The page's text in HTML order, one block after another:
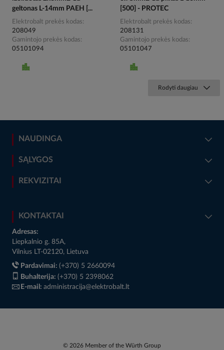
geltonas L-14mm PAEH [...
Elektrobalt prekės kodas
208049
Gamintojo prekės kodas
05101094
[500] - PROTEC
Elektrobalt prekės kodas
208131
Gamintojo prekės kodas
05101047
Rodyti daugiau
NAUDINGA
SĄLYGOS
REKVIZITAI
KONTAKTAI
Adresas:
Liepkalnio g. 85A,
Vilnius LT-02120, Lietuva
Pardavimai: (+370) 5 2660094
Buhalterija: (+370) 5 2398062
E-mail: administracija@elektrobalt.lt
© 2026 Member of the Würth Group